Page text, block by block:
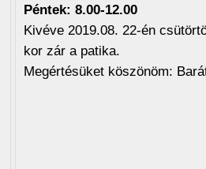
Péntek: 8.00-12.00
Kivéve 2019.08. 22-én
kor zár a patika.
Megértésüket köszönöm: